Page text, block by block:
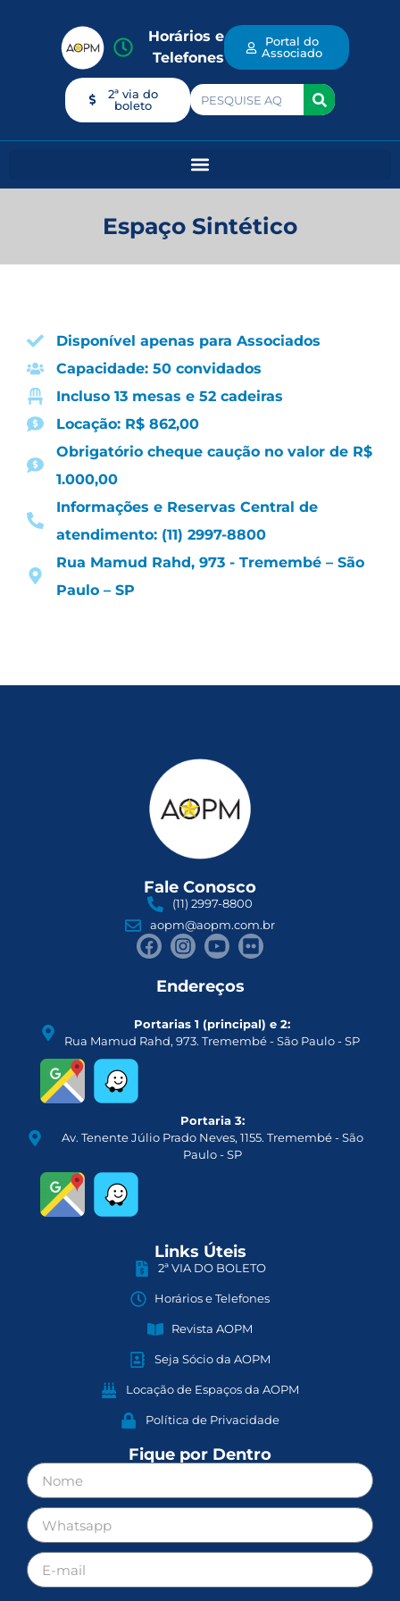
Horários e
Telefones
Portal do
Associado
2ª via do
boleto
Espaço Sintético
Disponível apenas para Associados
Capacidade: 50 convidados
Incluso 13 mesas e 52 cadeiras
Locação: R$ 862,00
Obrigatório cheque caução no valor de R$
1.000,00
Informações e Reservas Central de
atendimento: (11) 2997-8800
Rua Mamud Rahd, 973 - Tremembé – São
Paulo – SP
Fale Conosco
(11) 2997-8800
aopm@aopm.com.br
Endereços
Portarias 1 (principal) e 2:
Rua Mamud Rahd, 973. Tremembé - São Paulo - SP
Portaria 3:
Av. Tenente Júlio Prado Neves, 1155. Tremembé - São
Paulo - SP
Links Úteis
2ª VIA DO BOLETO
Horários e Telefones
Revista AOPM
Seja Sócio da AOPM
Locação de Espaços da AOPM
Política de Privacidade
Fique por Dentro